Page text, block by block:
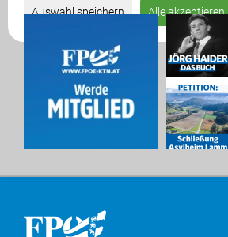
Auswahl speichern Alle akzeptieren